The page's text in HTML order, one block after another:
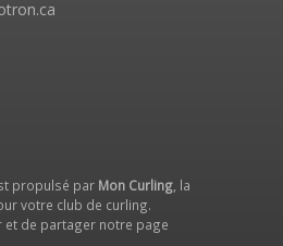
propulsé par Mon Curling , la
votre club de curling.
et de partager notre page